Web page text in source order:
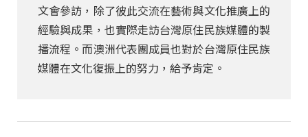
文會參訪，除了彼此交流在藝術與文化推廣上的
經驗與成果，也實際走訪台灣原住民族媒體的製
播流程。而澳洲代表團成員也對於台灣原住民族
媒體在文化復振上的努力，給予肯定。